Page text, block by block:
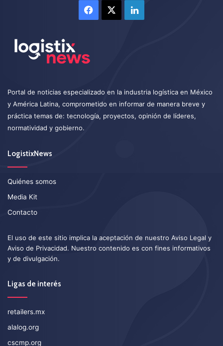
Facebook LinkedIn
Portal de noticias especializado en la industria logística en México
y América Latina, comprometido en informar de manera breve y
práctica temas de: tecnología, proyectos, opinión de líderes,
normatividad y gobierno.
LogistixNews
Quiénes somos
Media Kit
Contacto
El uso de este sitio implica la aceptación de nuestro Aviso Legal y
Aviso de Privacidad. Nuestro contenido es con fines informativos
y de divulgación.
Ligas de interés
retailers.mx
alalog.org
cscmp.org